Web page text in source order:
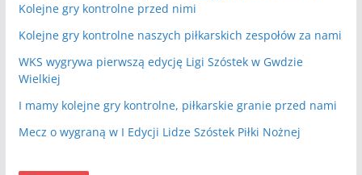
Kolejne gry kontrolne przed nimi
Kolejne gry kontrolne naszych piłkarskich zespołów za nami
WKS wygrywa pierwszą edycję Ligi Szóstek w Gwdzie
Wielkiej
I mamy kolejne gry kontrolne, piłkarskie granie przed nami
Mecz o wygraną w I Edycji Lidze Szóstek Piłki Nożnej